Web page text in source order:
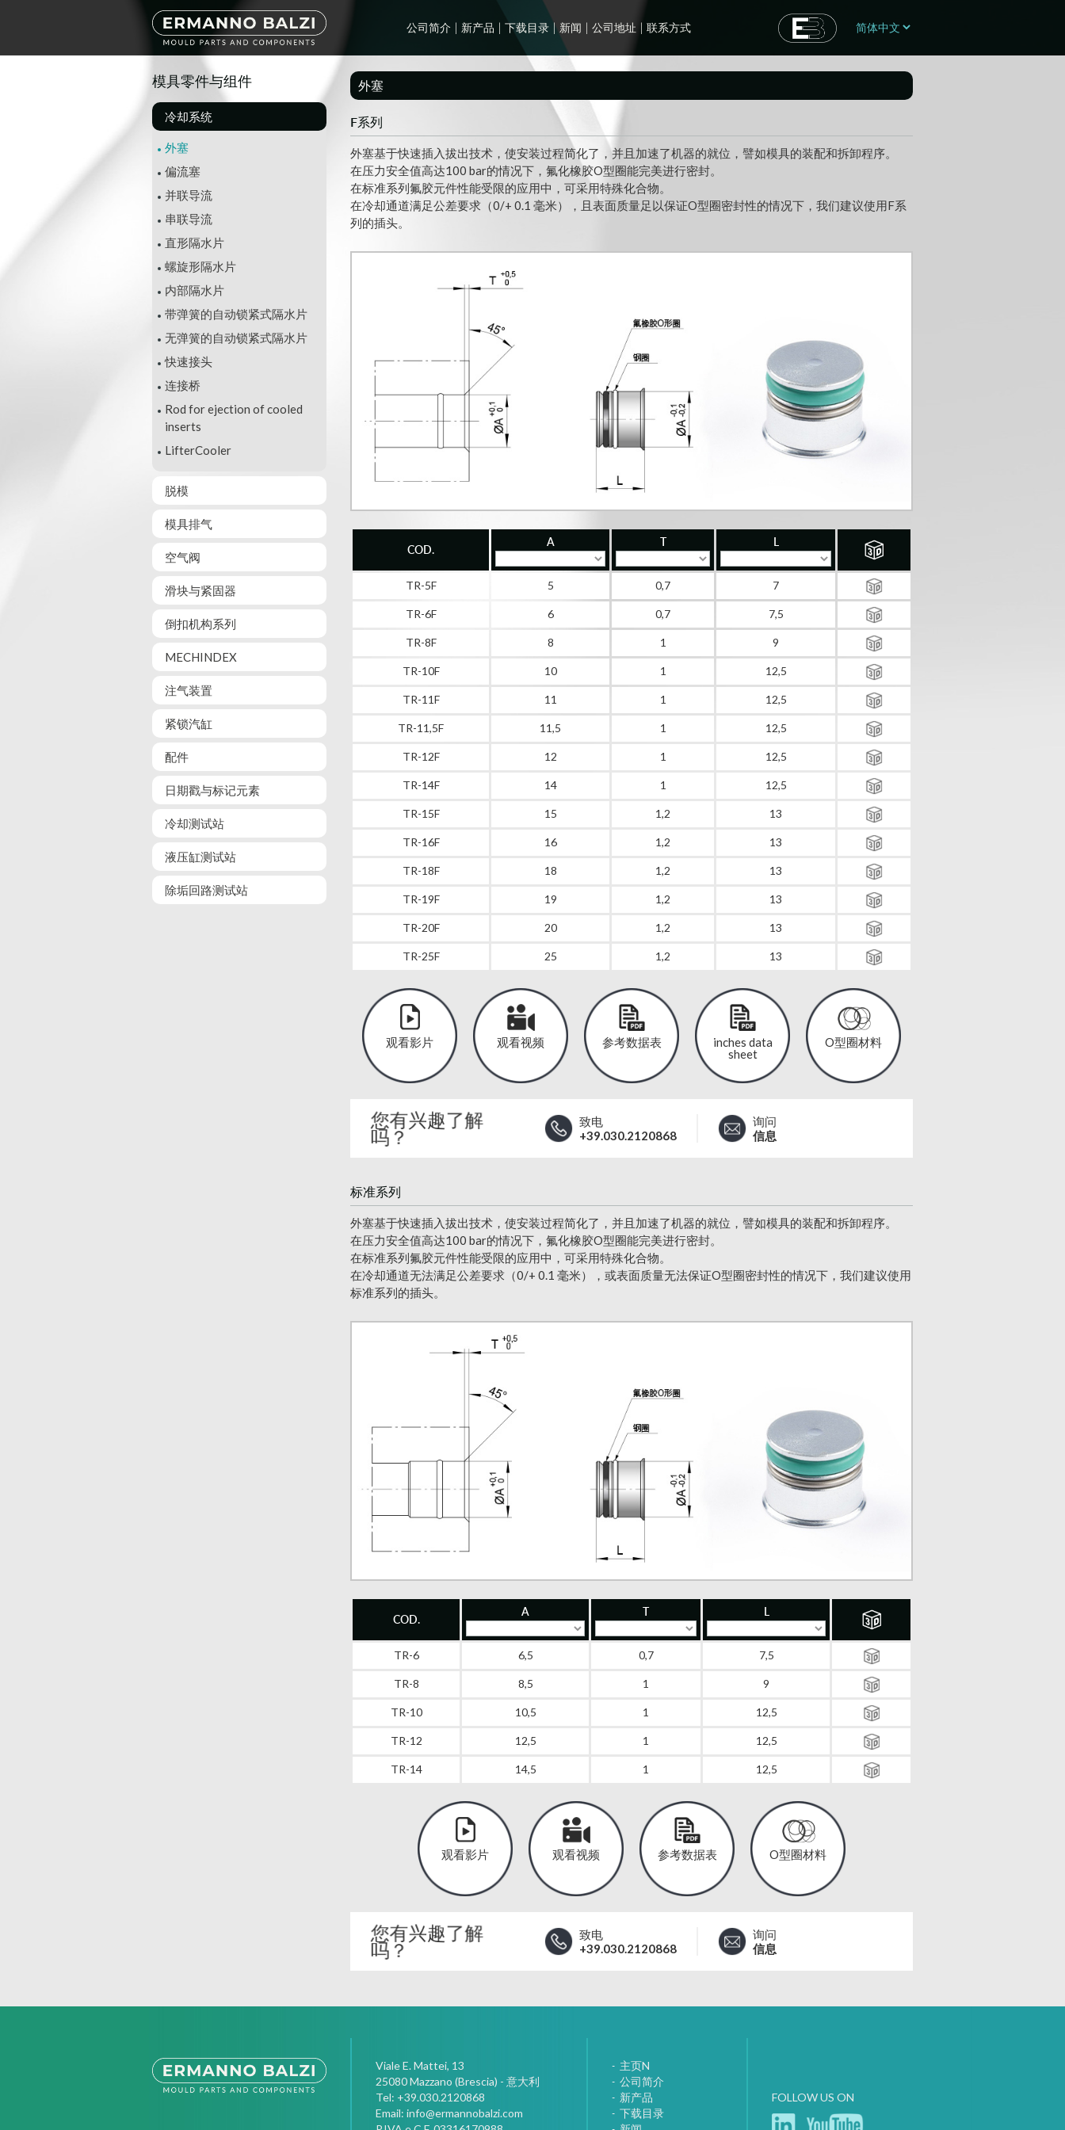
公司简介 新产品 下载目录 新闻 公司地址 联系方式
模具零件与组件
冷却系统
外塞
偏流塞
并联导流
串联导流
直形隔水片
螺旋形隔水片
内部隔水片
带弹簧的自动锁紧式隔水片
无弹簧的自动锁紧式隔水片
快速接头
连接桥
Rod for ejection of cooled
inserts
LifterCooler
脱模
模具排气
空气阀
滑块与紧固器
倒扣机构系列
MECHINDEX
注气装置
紧锁汽缸
配件
日期戳与标记元素
冷却测试站
液压缸测试站
除垢回路测试站
外塞
F系列
外塞基于快速插入拔出技术，使安装过程简化了，并且加速了机器的就位，譬如模具的装配和拆卸程序。
在压力安全值高达100 bar的情况下，氟化橡胶O型圈能完美进行密封。
在标准系列氟胶元件性能受限的应用中，可采用特殊化合物。
在冷却通道满足公差要求（0/+ 0.1 毫米），且表面质量足以保证O型圈密封性的情况下，我们建议使用F系
列的插头。
COD.
A T L
TR-5F 5 0,7 7
TR-6F 6 0,7 7,5
TR-8F 8 1 9
TR-10F 10 1 12,5
TR-11F 11 1 12,5
TR-11,5F 11,5 1 12,5
TR-12F 12 1 12,5
TR-14F 14 1 12,5
TR-15F 15 1,2 13
TR-16F 16 1,2 13
TR-18F 18 1,2 13
TR-19F 19 1,2 13
TR-20F 20 1,2 13
TR-25F 25 1,2 13
观看影片 观看视频 参考数据表
inches data
sheet
O型圈材料
您有兴趣了解
吗？
致电
+39.030.2120868
询问
信息
标准系列
外塞基于快速插入拔出技术，使安装过程简化了，并且加速了机器的就位，譬如模具的装配和拆卸程序。
在压力安全值高达100 bar的情况下，氟化橡胶O型圈能完美进行密封。
在标准系列氟胶元件性能受限的应用中，可采用特殊化合物。
在冷却通道无法满足公差要求（0/+ 0.1 毫米），或表面质量无法保证O型圈密封性的情况下，我们建议使用
标准系列的插头。
COD.
A T L
TR-6 6,5 0,7 7,5
TR-8 8,5 1 9
TR-10 10,5 1 12,5
TR-12 12,5 1 12,5
TR-14 14,5 1 12,5
观看影片 观看视频 参考数据表 O型圈材料
您有兴趣了解
吗？
致电
+39.030.2120868
询问
信息
Viale E. Mattei, 13
25080Mazzano (Brescia) - 意大利
Tel: +39.030.2120868
Email: info@ermannobalzi.com
主页N
公司简介
新产品
下载目录
FOLLOW US ON